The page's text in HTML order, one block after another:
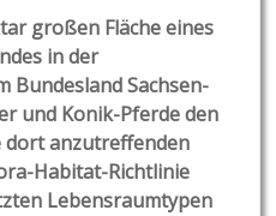
großen Fläche eines
in der
Bundesland Sachsen-
und Konik-Pferde den
dort anzutreffenden
Habitat-Richtlinie
Lebensraumtypen